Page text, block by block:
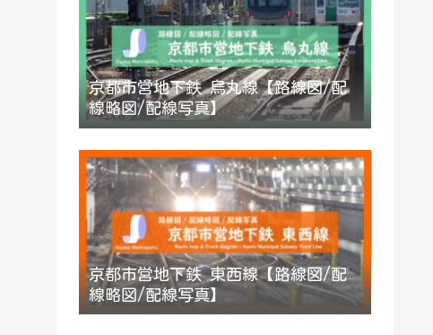
京都市営地下鉄 烏丸線【路線図/配
線略図/配線写真】
京都市営地下鉄 東西線【路線図/配
線略図/配線写真】